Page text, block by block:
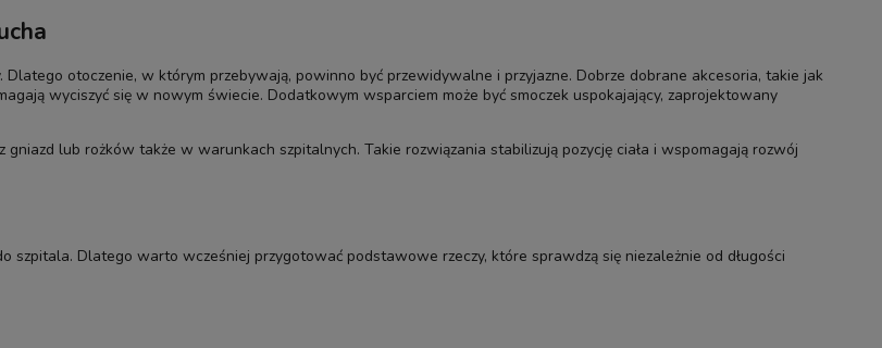
otoczenie, w którym przebywają, powinno być przewidywalne i przyjazne. Dobrze dobrane akcesoria, takie jak
wyciszyć się w nowym świecie. Dodatkowym wsparciem może być smoczek uspokajający, zaprojektowany
lub rożków także w warunkach szpitalnych. Takie rozwiązania stabilizują pozycję ciała i wspomagają rozwój
szpitala. Dlatego warto wcześniej przygotować podstawowe rzeczy, które sprawdzą się niezależnie od długości